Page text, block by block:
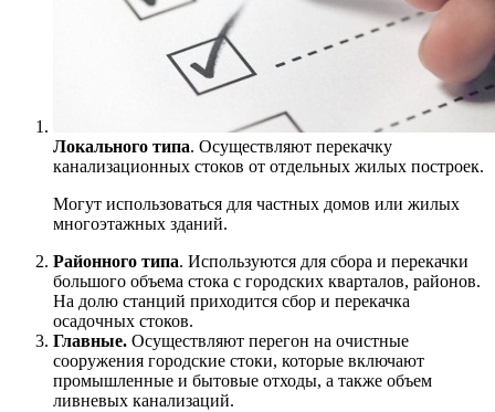
Локального типа. Осуществляют перекачку
канализационных стоков от отдельных жилых построек.
Могут использоваться для частных домов или жилых
многоэтажных зданий.
Районного типа. Используются для сбора и перекачки
большого объема стока с городских кварталов, районов.
На долю станций приходится сбор и перекачка
осадочных стоков.
Главные. Осуществляют перегон на очистные
сооружения городские стоки, которые включают
промышленные и бытовые отходы, а также объем
ливневых канализаций.